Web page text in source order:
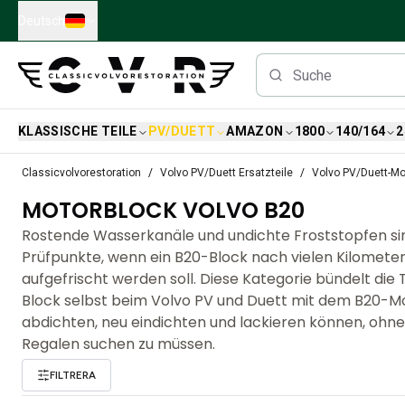
Skip to main content
KLASSISCHE TEILE PV/DUETT AMAZON 1800 140/164
Volvo PV/Duett Ersatzteile
Volvo PV/Duett-Bremsanlage
Volvo PV/Duett Kraftstoff-/Auspuffanlage
Volvo PV/Duett Elektrische Ausrüstung
Volvo PV/Duett Vorderradaufhängung
Volvo PV/Duett InnenausstattungsErsatzteile
PV/Duett Karosserie
Volvo PV/Duett Getriebe/Hinterradaufhängung
Volvo PV/Duett Kühlsystem
Volvo PV/Duett-MotorenErsatzteile
Classicvolvorestoration Volvo PV/Duett Ersatzteile Volvo PV/Duett-
MOTORBLOCK VOLVO B20
Rostende Wasserkanäle und undichte Froststopfen
Prüfpunkte, wenn ein B20-Block nach vielen
aufgefrischt werden soll. Diese Kategorie bündelt die
Block selbst beim Volvo PV und Duett mit dem B20-
abdichten, neu eindichten und lackieren können,
Regalen suchen zu müssen.
FILTRERA